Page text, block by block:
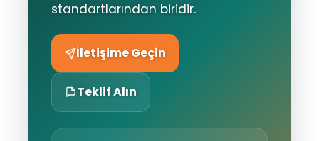
standartlarından biridir.
İletişime Geçin
Teklif Alın